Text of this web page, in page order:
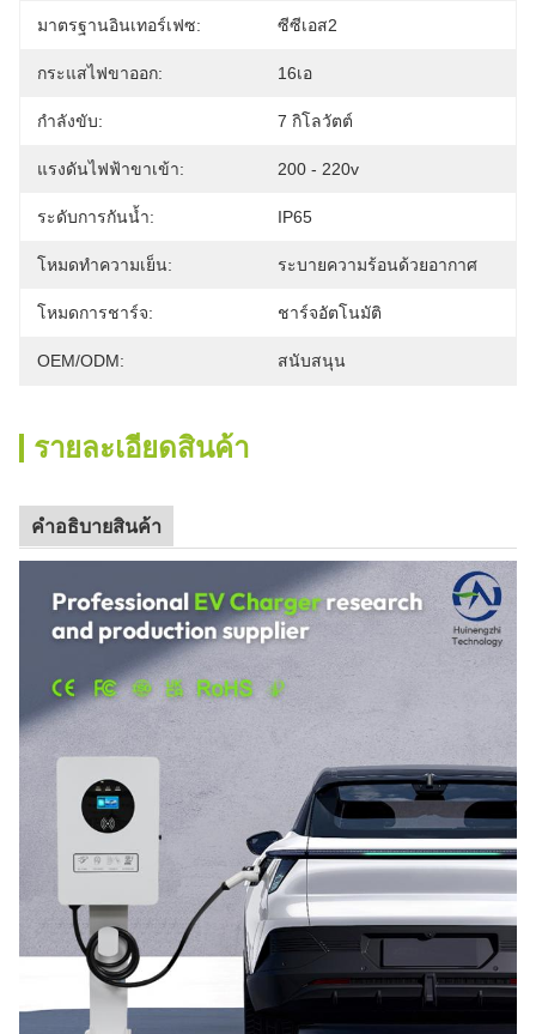
มาตรฐานอินเทอร์เฟซ: ซีซีเอส2
กระแสไฟขาออก: 16เอ
กำลังขับ: 7 กิโลวัตต์
แรงดันไฟฟ้าขาเข้า: 200 - 220v
ระดับการกันน้ำ: IP65
โหมดทำความเย็น: ระบายความร้อนด้วยอากาศ
โหมดการชาร์จ: ชาร์จอัตโนมัติ
OEM/ODM: สนับสนุน
รายละเอียดสินค้า
คําอธิบายสินค้า